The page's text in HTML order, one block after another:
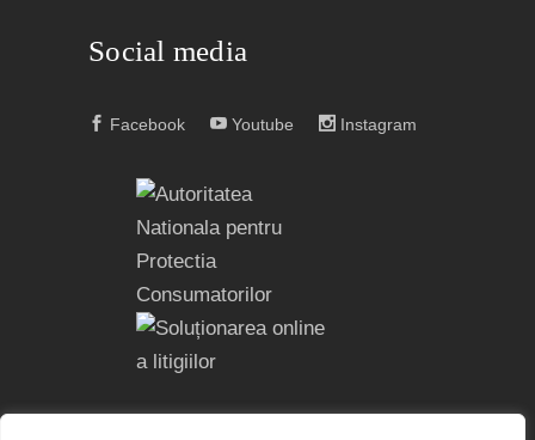
Social media
Facebook Youtube Instagram